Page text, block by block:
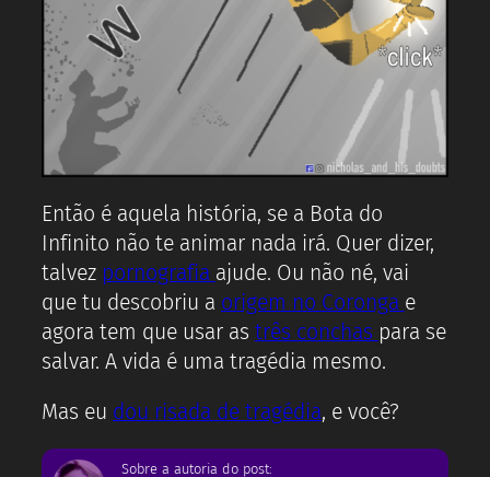
Então é aquela história, se a Bota do
Infinito não te animar nada irá. Quer dizer,
talvez pornografia ajude. Ou não né, vai
que tu descobriu a origem no Coronga e
agora tem que usar as três conchas para se
salvar. A vida é uma tragédia mesmo.
Mas eu dou risada de tragédia, e você?
Sobre a autoria do post: